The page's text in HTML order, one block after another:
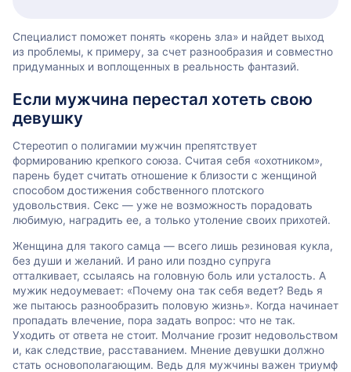
Специалист поможет понять «корень зла» и найдет выход
из проблемы, к примеру, за счет разнообразия и совместно
придуманных и воплощенных в реальность фантазий.
Если мужчина перестал хотеть свою
девушку
Стереотип о полигамии мужчин препятствует
формированию крепкого союза. Считая себя «охотником»,
парень будет считать отношение к близости с женщиной
способом достижения собственного плотского
удовольствия. Секс — уже не возможность порадовать
любимую, наградить ее, а только утоление своих прихотей.
Женщина для такого самца — всего лишь резиновая кукла,
без души и желаний. И рано или поздно супруга
отталкивает, ссылаясь на головную боль или усталость. А
мужик недоумевает: «Почему она так себя ведет? Ведь я
же пытаюсь разнообразить половую жизнь». Когда начинает
пропадать влечение, пора задать вопрос: что не так.
Уходить от ответа не стоит. Молчание грозит недовольством
и, как следствие, расставанием. Мнение девушки должно
стать основополагающим. Ведь для мужчины важен триумф